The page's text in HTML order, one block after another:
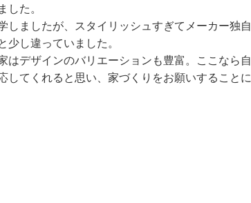
した。
しましたが、スタイリッシュすぎてメーカー独自
少し違っていました。
はデザインのバリエーションも豊富。ここなら
してくれると思い、家づくりをお願いすることに